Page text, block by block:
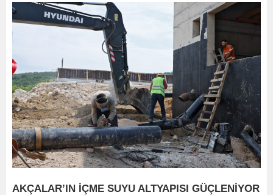
AKÇALAR’IN İÇME SUYU ALTYAPISI GÜÇLENİYOR